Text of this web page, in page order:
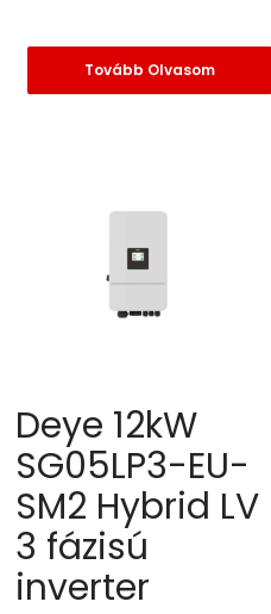
Tovább Olvasom
Deye 12kW
SG05LP3-EU-
SM2 Hybrid LV
3 fázisú
inverter